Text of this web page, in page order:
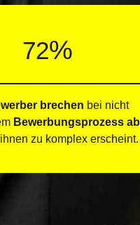
72%
brechen bei nicht
Bewerbungs­prozess ab
zu komplex erscheint.